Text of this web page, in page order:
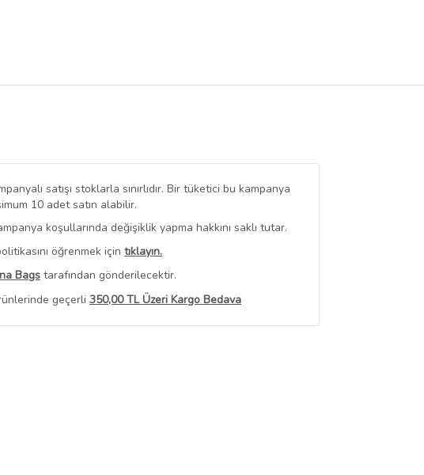
satışı stoklarla sınırlıdır. Bir tüketici bu kampanya
10 adet satın alabilir.
koşullarında değişiklik yapma hakkını saklı tutar.
öğrenmek için tıklayın.
Bags tarafından gönderilecektir.
geçerli 350,00 TL Üzeri Kargo Bedava
Ürünlerini Görüntüle